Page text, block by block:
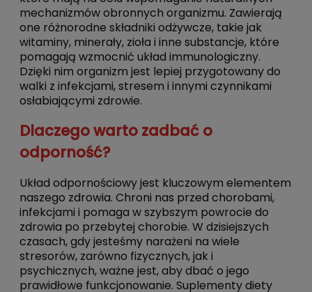
mechanizmów obronnych organizmu. Zawierają
one różnorodne składniki odżywcze, takie jak
witaminy, minerały, zioła i inne substancje, które
pomagają wzmocnić układ immunologiczny.
Dzięki nim organizm jest lepiej przygotowany do
walki z infekcjami, stresem i innymi czynnikami
osłabiającymi zdrowie.
Dlaczego warto zadbać o
odporność?
Układ odpornościowy jest kluczowym elementem
naszego zdrowia. Chroni nas przed chorobami,
infekcjami i pomaga w szybszym powrocie do
zdrowia po przebytej chorobie. W dzisiejszych
czasach, gdy jesteśmy narażeni na wiele
stresorów, zarówno fizycznych, jak i
psychicznych, ważne jest, aby dbać o jego
prawidłowe funkcjonowanie. Suplementy diety